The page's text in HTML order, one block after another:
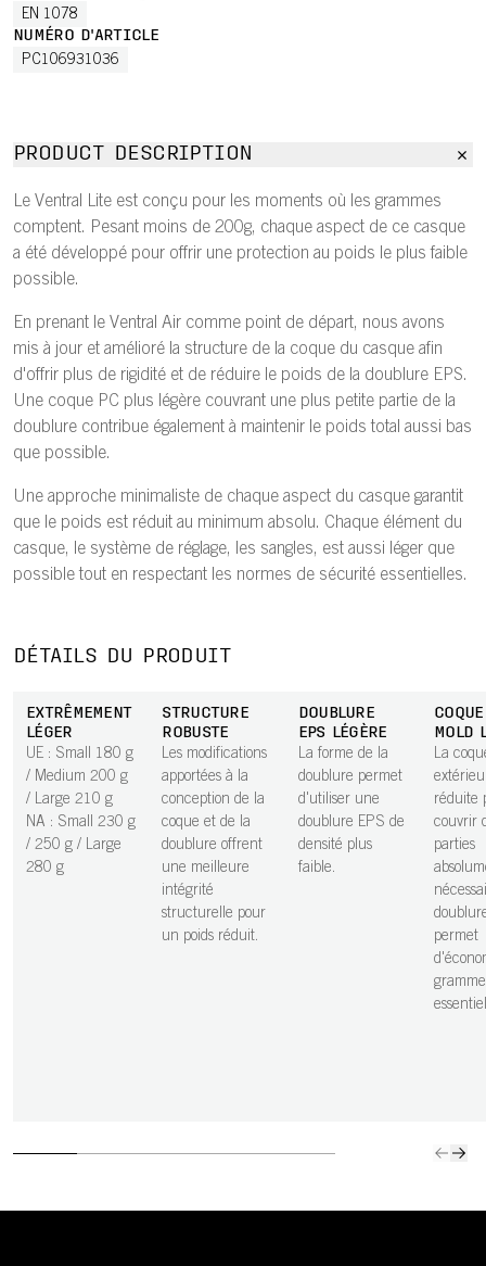
EN 1078
NUMÉRO D'ARTICLE
PC106931036
PRODUCT DESCRIPTION
Le Ventral Lite est conçu pour les moments où les grammes
comptent. Pesant moins de 200g, chaque aspect de ce casque
a été développé pour offrir une protection au poids le plus faible
possible.
En prenant le Ventral Air comme point de départ, nous avons
mis à jour et amélioré la structure de la coque du casque afin
d'offrir plus de rigidité et de réduire le poids de la doublure EPS.
Une coque PC plus légère couvrant une plus petite partie de la
doublure contribue également à maintenir le poids total aussi bas
que possible.
Une approche minimaliste de chaque aspect du casque garantit
que le poids est réduit au minimum absolu. Chaque élément du
casque, le système de réglage, les sangles, est aussi léger que
possible tout en respectant les normes de sécurité essentielles.
DÉTAILS DU PRODUIT
EXTRÊMEMENT
LÉGER
UE : Small 180 g
/ Medium 200 g
/ Large 210 g
NA : Small 230 g
/ 250 g / Large
280 g
STRUCTURE
ROBUSTE
Les modifications
apportées à la
conception de la
coque et de la
doublure offrent
une meilleure
intégrité
structurelle pour
un poids réduit.
DOUBLURE
EPS LÉGÈRE
La forme de la
doublure permet
d'utiliser une
doublure EPS de
densité plus
faible.
MOLD
La
réduite
couvrir
parties
permet